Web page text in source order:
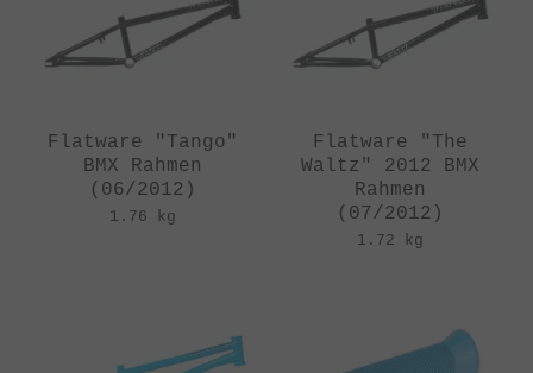
Flatware "Tango"
BMX Rahmen
(06/2012)
1.76 kg
Flatware "The
Waltz" 2012 BMX
Rahmen
(07/2012)
1.72 kg